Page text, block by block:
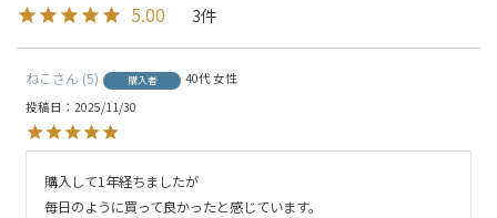
5.00 3
ねこ 5 購入者 40代女性
投稿日
2025/11/30
購入して1年経ちましたが
毎日のように買って良かったと感じています。